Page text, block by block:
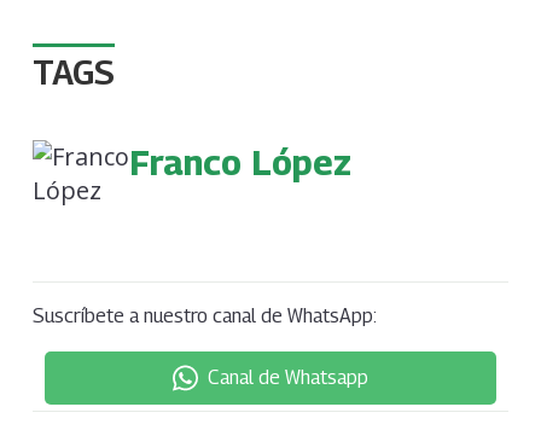
TAGS
Franco López
Suscríbete a nuestro canal de WhatsApp:
Canal de Whatsapp